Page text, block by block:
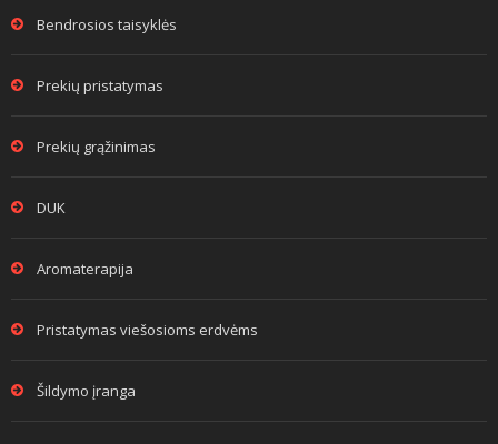
Bendrosios taisyklės
Prekių pristatymas
Prekių grąžinimas
DUK
Aromaterapija
Pristatymas viešosioms erdvėms
Šildymo įranga